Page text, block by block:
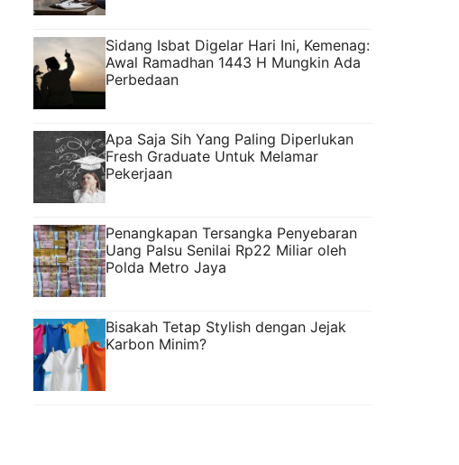
Sidang Isbat Digelar Hari Ini, Kemenag:
Awal Ramadhan 1443 H Mungkin Ada
Perbedaan
Apa Saja Sih Yang Paling Diperlukan
Fresh Graduate Untuk Melamar
Pekerjaan
Penangkapan Tersangka Penyebaran
Uang Palsu Senilai Rp22 Miliar oleh
Polda Metro Jaya
Bisakah Tetap Stylish dengan Jejak
Karbon Minim?